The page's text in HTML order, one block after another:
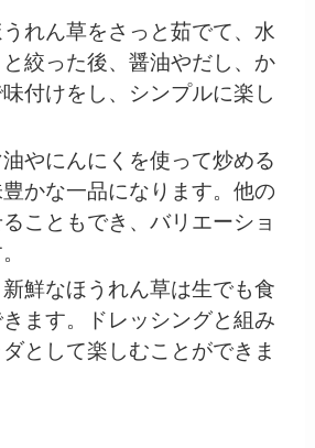
うれん草をさっと茹でて、水
絞った後、醤油やだし、か
付けをし、シンプルに楽し
やにんにくを使って炒める
かな一品になります。他の
こともでき、バリエーショ
鮮なほうれん草は生でも食
ます。ドレッシングと組み
として楽しむことができま